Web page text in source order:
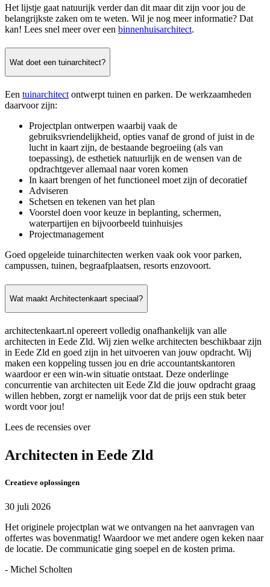
Het lijstje gaat natuurijk verder dan dit maar dit zijn voor jou de
belangrijkste zaken om te weten. Wil je nog meer informatie? Dat
kan! Lees snel meer over een binnenhuisarchitect.
Wat doet een tuinarchitect?
Een tuinarchitect ontwerpt tuinen en parken. De werkzaamheden
daarvoor zijn:
Projectplan ontwerpen waarbij vaak de
gebruiksvriendelijkheid, opties vanaf de grond of juist in de
lucht in kaart zijn, de bestaande begroeiing (als van
toepassing), de esthetiek natuurlijk en de wensen van de
opdrachtgever allemaal naar voren komen
In kaart brengen of het functioneel moet zijn of decoratief
Adviseren
Schetsen en tekenen van het plan
Voorstel doen voor keuze in beplanting, schermen,
waterpartijen en bijvoorbeeld tuinhuisjes
Projectmanagement
Goed opgeleide tuinarchitecten werken vaak ook voor parken,
campussen, tuinen, begraafplaatsen, resorts enzovoort.
Wat maakt Architectenkaart speciaal?
architectenkaart.nl opereert volledig onafhankelijk van alle
architecten in Eede Zld. Wij zien welke architecten beschikbaar zijn
in Eede Zld en goed zijn in het uitvoeren van jouw opdracht. Wij
maken een koppeling tussen jou en drie accountantskantoren
waardoor er een win-win situatie ontstaat. Deze onderlinge
concurrentie van architecten uit Eede Zld die jouw opdracht graag
willen hebben, zorgt er namelijk voor dat de prijs een stuk beter
wordt voor jou!
Lees de recensies over
Architecten in Eede Zld
Creatieve oplossingen
30 juli 2026
Het originele projectplan wat we ontvangen na het aanvragen van
offertes was bovenmatig! Waardoor we met andere ogen keken naar
de locatie. De communicatie ging soepel en de kosten prima.
- Michel Scholten